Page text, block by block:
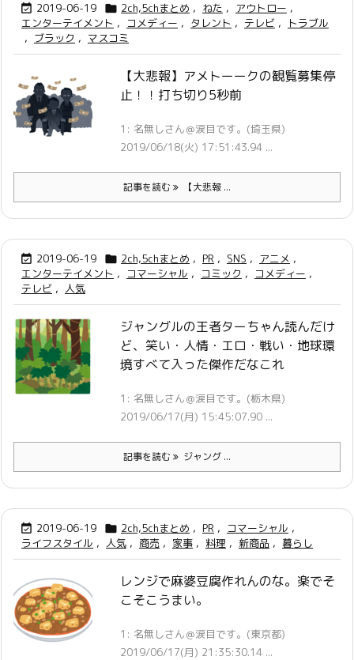
 2019-06-19  2ch,5chまとめ , ねた , アウトロー ,
エンターテイメント , コメディー , タレント , テレビ ,
トラブル
, ブラック , マスコミ
【大悲報】アメトーークの観覧募集停
止！！打ち切り5秒前
1: 名無しさん＠涙目です。(埼玉県)
2019/06/18(火) 17:51:43.94 ...
記事を読む 【大悲報 ...
 2019-06-19  2ch,5chまとめ , PR , SNS , アニメ ,
エンターテイメント , コマーシャル , コミック , コメディー ,
テレビ , 人気
ジャングルの王者ターちゃん読んだけ
ど、笑い・人情・エロ・戦い・地球環
境すべて入った傑作だなこれ
1: 名無しさん＠涙目です。(栃木県)
2019/06/17(月) 15:45:07.90 ...
記事を読む ジャング ...
 2019-06-19  2ch,5chまとめ , PR , コマーシャル ,
ライフスタイル , 人気 , 商売 , 家事 , 料理 , 新商品 , 暮らし
レンジで麻婆豆腐作れんのな。楽でそ
こそこうまい。
1: 名無しさん＠涙目です。(東京都)
2019/06/17(月) 21:35:30.14 ...